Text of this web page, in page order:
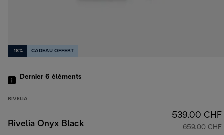
-18% CADEAU OFFERT
Dernier 6 éléments
RIVELIA
Rivelia Onyx Black
539.00 CHF
659.00 CHF